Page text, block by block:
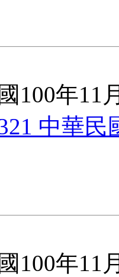
100年11
中華民
100年11